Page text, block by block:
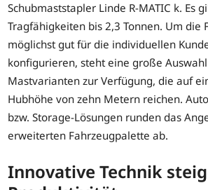
Schubmaststapler Linde R-MATIC k. Es
Tragfähigkeiten bis 2,3 Tonnen. Um die
möglichst gut für die individuellen
konfigurieren, steht eine große
Mastvarianten zur Verfügung, die auf
Hubhöhe von zehn Metern reichen.
bzw. Storage-Lösungen runden das
erweiterten Fahrzeugpalette ab.
Innovative Technik